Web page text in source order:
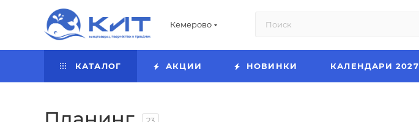
Кемерово
КАТАЛОГ АКЦИИ НОВИНКИ КАЛЕНДАРИ 2027